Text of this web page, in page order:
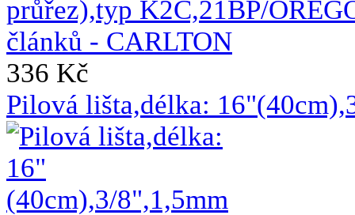
336 Kč
Pilová lišta,délka: